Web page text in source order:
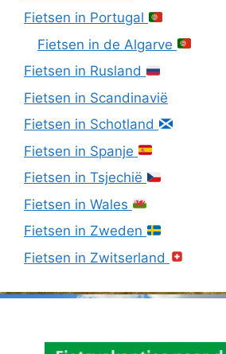
Fietsen in Portugal
Fietsen in de Algarve
Fietsen in Rusland
Fietsen in Scandinavië
Fietsen in Schotland
Fietsen in Spanje
Fietsen in Tsjechië
Fietsen in Wales
Fietsen in Zweden
Fietsen in Zwitserland